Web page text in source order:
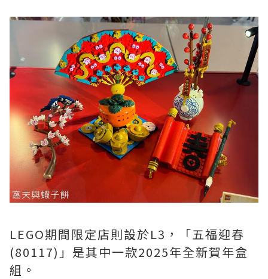
LEGO期間限定店則設於L3，「五福迎春
(80117)」是其中一款2025年全新賀年盒
組。